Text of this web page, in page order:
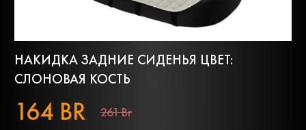
НАКИДКА ЗАДНИЕ СИДЕНЬЯ ЦВЕТ:
СЛОНОВАЯ КОСТЬ
164 BR 261 Br